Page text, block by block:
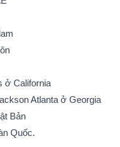
ở California
Atlanta ở Georgia
Bản
Quốc.